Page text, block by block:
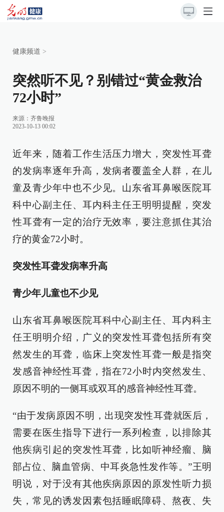
健康频道 >
突然听不见？别错过“黄金救治
72小时”
来源： 齐鲁晚报
2023-10-13 00:02
近年来，随着工作生活压力增大，突发性耳聋
的发病率逐年升高，发病者覆盖全人群，在儿
童及青少年中也不少见。山东省耳鼻喉医院耳
科中心副主任、耳内科主任王明明提醒，突发
性耳聋有一定的治疗无效率，要注意抓住其治
疗的黄金72小时。
突发性耳聋发病率升高
青少年儿童也不少见
山东省耳鼻喉医院耳科中心副主任、耳内科主
任王明明介绍，广义的突发性耳聋包括所有突
然发生的耳聋，临床上突发性耳聋一般是指突
发感音神经性耳聋，指在72小时内突然发生、
原因不明的一侧耳或双耳的感音神经性耳聋。
“由于发病原因不明，出现突发性耳聋就医后，
需要在医生指导下进行一系列检查，以排除其
他疾病引起的突发性耳聋，比如听神经瘤、脑
部占位、脑血管病、中耳炎急性发作等。”王明
明说，对于没有其他疾病原因的原发性听力损
失，常见的诱发因素包括睡眠障碍、熬夜、失